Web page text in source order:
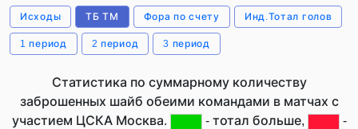
Исходы ТБ ТМ Фора по счету Инд.Тотал голов
1 период 2 период 3 период
Статистика по суммарному количеству
заброшенных шайб обеими командами в матчах с
участием ЦСКА Москва.
- тотал больше,
-